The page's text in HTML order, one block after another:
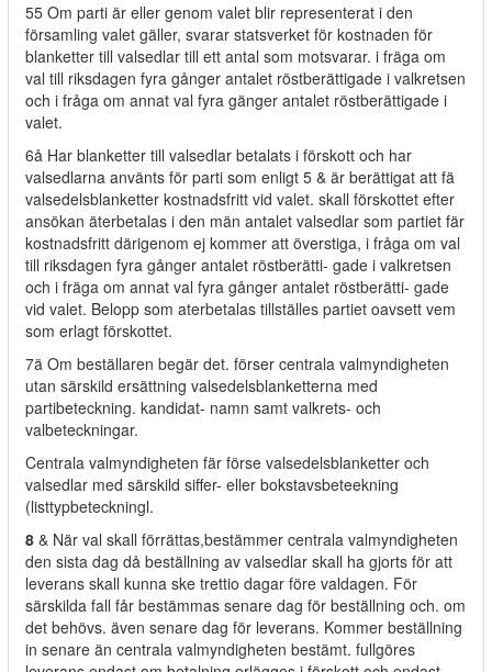
55 Om parti är eller genom valet blir representerat i den
församling valet gäller, svarar statsverket för kostnaden för
blanketter till valsedlar till ett antal som motsvarar. i fräga om
val till riksdagen fyra gånger antalet röstberättigade i valkretsen
och i fråga om annat val fyra gänger antalet röstberättigade i
valet.
6å Har blanketter till valsedlar betalats i förskott och har
valsedlarna använts för parti som enligt 5 & är berättigat att fä
valsedelsblanketter kostnadsfritt vid valet. skall förskottet efter
ansökan äterbetalas i den män antalet valsedlar som partiet fär
kostnadsfritt därigenom ej kommer att överstiga, i fråga om val
till riksdagen fyra gånger antalet röstberätti- gade i valkretsen
och i fräga om annat val fyra gånger antalet röstberätti- gade
vid valet. Belopp som aterbetalas tillställes partiet oavsett vem
som erlagt förskottet.
7ä Om beställaren begär det. förser centrala valmyndigheten
utan särskild ersättning valsedelsblanketterna med
partibeteckning. kandidat- namn samt valkrets- och
valbeteckningar.
Centrala valmyndigheten fär förse valsedelsblanketter och
valsedlar med särskild siffer- eller bokstavsbeteekning
(listtypbeteckningl.
8 & När val skall förrättas,bestämmer centrala valmyndigheten
den sista dag då beställning av valsedlar skall ha gjorts för att
leverans skall kunna ske trettio dagar före valdagen. För
särskilda fall får bestämmas senare dag för beställning och. om
det behövs. även senare dag för leverans. Kommer beställning
in senare än centrala valmyndigheten bestämt. fullgöres